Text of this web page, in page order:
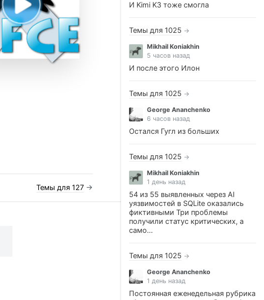
Темы для 127→
И Kimi K3 тоже смогла
Темы для 1025 →
Mikhail Koniakhin
5 часов назад
И после этого Илон
Темы для 1025 →
George Ananchenko
6 часов назад
Остался Гугл из больших
Темы для 1025 →
Mikhail Koniakhin
1 день назад
54 из 55 выявленных через AI
уязвимостей в SQLite оказались
фиктивными Три проблемы
получили статус критических, а
само...
Темы для 1025 →
George Ananchenko
1 день назад
Постоянная еженедельная рубрика